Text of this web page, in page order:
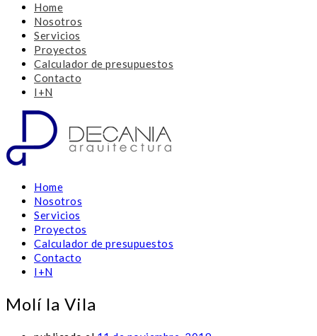
Home
Nosotros
Servicios
Proyectos
Calculador de presupuestos
Contacto
I+N
Home
Nosotros
Servicios
Proyectos
Calculador de presupuestos
Contacto
I+N
Molí la Vila